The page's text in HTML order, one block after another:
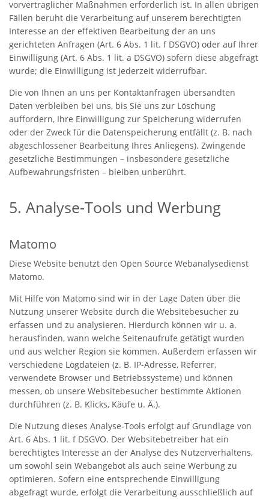
vorvertraglicher Maßnahmen erforderlich ist. In allen übrigen
Fällen beruht die Verarbeitung auf unserem berechtigten
Interesse an der effektiven Bearbeitung der an uns
gerichteten Anfragen (Art. 6 Abs. 1 lit. f DSGVO) oder auf Ihrer
Einwilligung (Art. 6 Abs. 1 lit. a DSGVO) sofern diese abgefragt
wurde; die Einwilligung ist jederzeit widerrufbar.
Die von Ihnen an uns per Kontaktanfragen übersandten
Daten verbleiben bei uns, bis Sie uns zur Löschung
auffordern, Ihre Einwilligung zur Speicherung widerrufen
oder der Zweck für die Datenspeicherung entfällt (z. B. nach
abgeschlossener Bearbeitung Ihres Anliegens). Zwingende
gesetzliche Bestimmungen – insbesondere gesetzliche
Aufbewahrungsfristen – bleiben unberührt.
5. Analyse-Tools und Werbung
Matomo
Diese Website benutzt den Open Source Webanalysedienst
Matomo.
Mit Hilfe von Matomo sind wir in der Lage Daten über die
Nutzung unserer Website durch die Websitebesucher zu
erfassen und zu analysieren. Hierdurch können wir u. a.
herausfinden, wann welche Seitenaufrufe getätigt wurden
und aus welcher Region sie kommen. Außerdem erfassen wir
verschiedene Logdateien (z. B. IP-Adresse, Referrer,
verwendete Browser und Betriebssysteme) und können
messen, ob unsere Websitebesucher bestimmte Aktionen
durchführen (z. B. Klicks, Käufe u. Ä.).
Die Nutzung dieses Analyse-Tools erfolgt auf Grundlage von
Art. 6 Abs. 1 lit. f DSGVO. Der Websitebetreiber hat ein
berechtigtes Interesse an der Analyse des Nutzerverhaltens,
um sowohl sein Webangebot als auch seine Werbung zu
optimieren. Sofern eine entsprechende Einwilligung
abgefragt wurde, erfolgt die Verarbeitung ausschließlich auf